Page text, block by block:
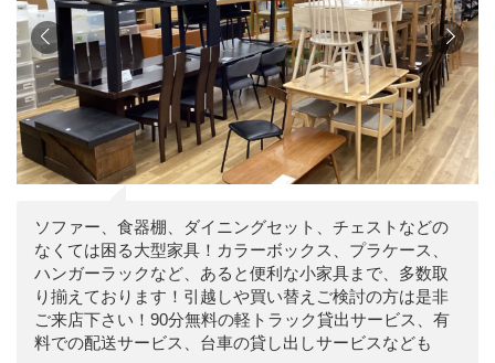
ソファー、食器棚、ダイニングセット、チェストなどの
なくては困る大型家具！カラーボックス、プラケース、
ハンガーラックなど、あると便利な小家具まで、多数取
り揃えております！引越しや買い替えご検討の方は是非
ご来店下さい！90分無料の軽トラック貸出サービス、有
料での配送サービス、台車の貸し出しサービスなども